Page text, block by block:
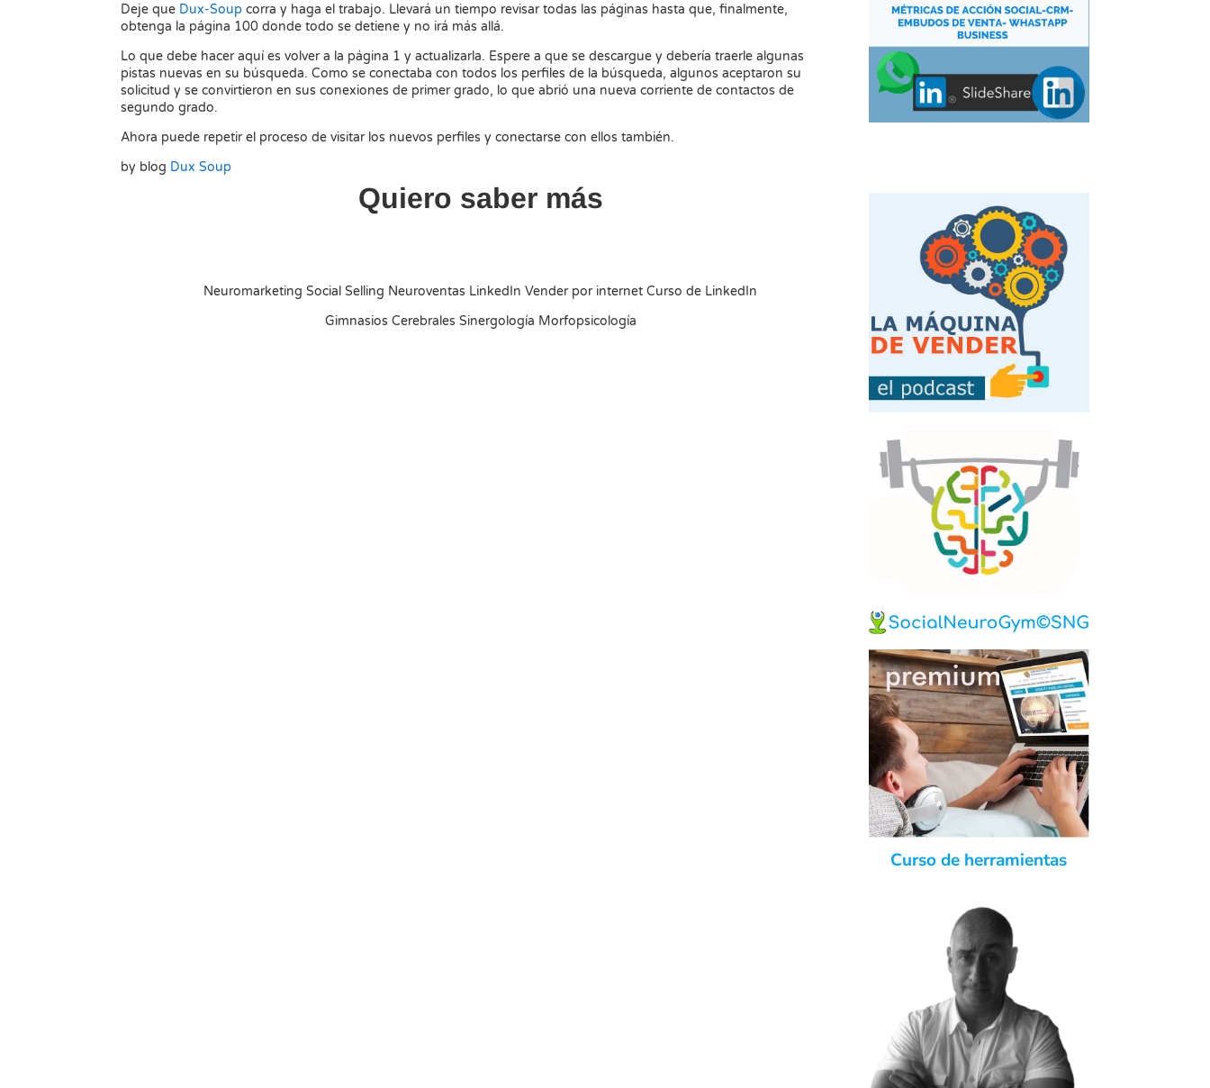
Deje que Dux-Soup corra y haga el trabajo. Llevará un tiempo revisar todas las páginas hasta que, finalmente,
obtenga la página 100 donde todo se detiene y no irá más allá.
Lo que debe hacer aquí es volver a la página 1 y actualizarla. Espere a que se descargue y debería traerle algunas
pistas nuevas en su búsqueda. Como se conectaba con todos los perfiles de la búsqueda, algunos aceptaron su
solicitud y se convirtieron en sus conexiones de primer grado, lo que abrió una nueva corriente de contactos de
segundo grado.
Ahora puede repetir el proceso de visitar los nuevos perfiles y conectarse con ellos también.
by blog Dux Soup
Quiero saber más
Neuromarketing Social Selling Neuroventas LinkedIn Vender por internet Curso de LinkedIn
Gimnasios Cerebrales Sinergología Morfopsicología
Curso de herramientas